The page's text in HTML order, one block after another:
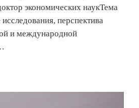
экономических наукТема
перспектива
и международной